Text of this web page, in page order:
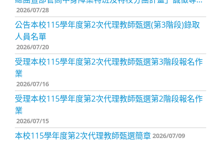
助理一名
2026/07/28
公告本校115學年度第2次代理教師甄選(第3階段)錄取
人員名單
2026/07/20
受理本校115學年度第2次代理教師甄選第3階段報名作
業
2026/07/16
受理本校115學年度第2次代理教師甄選第2階段報名作
業
2026/07/15
本校115學年度第2次代理教師甄選簡章2026/07/09